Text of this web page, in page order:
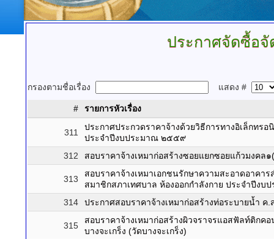
ประกาศจัดซื้อจั
กรองตามชื่อเรื่อง แสดง #
# รายการหัวเรื่อง
311
ประกาศประกวดราคาจ้างด้วยวิธีการทางอิเล็กทร
ประจำปีงบประมาณ ๒๕๕๙
312
สอบราคาจ้างเหมาก่อสร้างซอยแยกซอยแก้วมงคล
313
สอบราคาจ้างเหมาเอกชนรักษาความสะอาดอาคา
สมาชิกสภาเทศบาล ห้องออกกำลังกาย ประจำปีง
314
ประกาศสอบราคาจ้างเหมาก่อสร้างท่อระบายน้ำ ค.
315
สอบราคาจ้างเหมาก่อสร้างผิวจราจรแอสฟัลท์ติก
บางจะเกร็ง (วัดบางจะเกร็ง)